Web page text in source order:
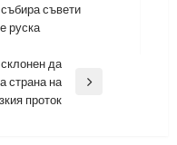
съвети
руска
да
страна на
проток